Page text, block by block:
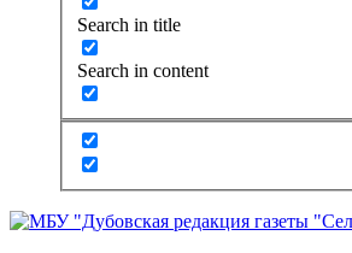
Search in title
Search in content